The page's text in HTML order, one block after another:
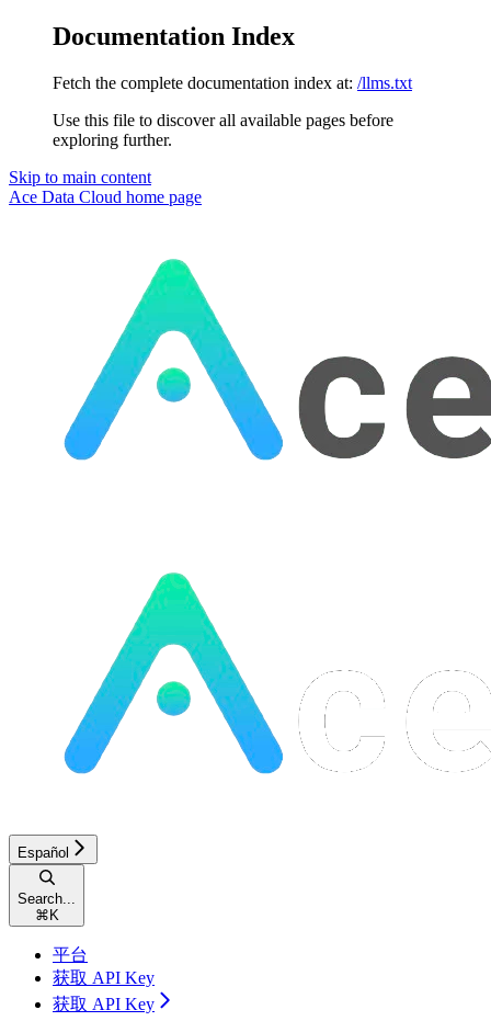
Documentation Index
Fetch the complete documentation index at: /llms.txt
Use this file to discover all available pages before
exploring further.
Skip to main content
Ace Data Cloud home page
Español
Search...
⌘ K
平台
获取 API Key
获取 API Key